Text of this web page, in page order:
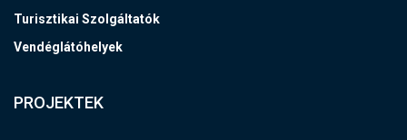
Turisztikai Szolgáltatók
Vendéglátóhelyek
PROJEKTEK